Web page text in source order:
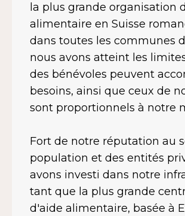
la plus grande organisation
alimentaire en Suisse
dans toutes les communes
nous avons atteint les
des bénévoles peuvent
besoins, ainsi que ceux de
sont proportionnels à notre
Fort de notre réputation au
population et des entités
avons investi dans notre
tant que la plus grande
d'aide alimentaire, basée à